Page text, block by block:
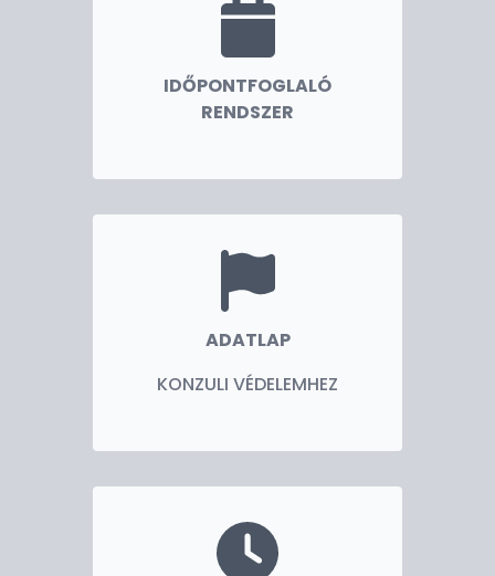
IDŐPONTFOGLALÓ
RENDSZER
ADATLAP
KONZULI VÉDELEMHEZ